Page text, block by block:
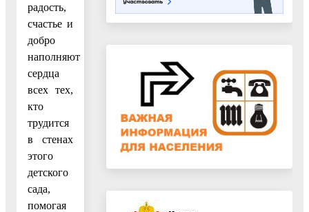
радость,
счастье и
добро
наполняют
сердца
всех тех,
кто
трудится
в стенах
этого
детского
сада,
помогая